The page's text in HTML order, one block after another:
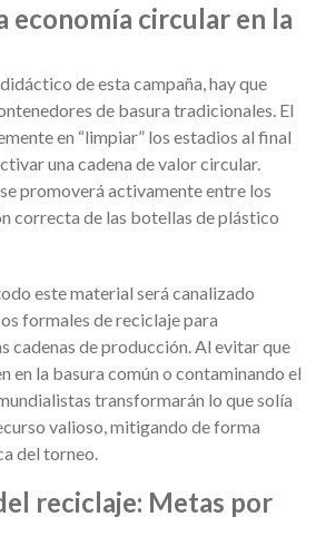
economía circular en la
de esta campaña, hay que
de basura tradicionales. El
en “limpiar” los estadios al final
una cadena de valor circular.
promoverá activamente entre los
correcta de las botellas de plástico
este material será canalizado
formales de reciclaje para
cadenas de producción. Al evitar que
en la basura común o contaminando el
transformarán lo que solía
valioso, mitigando de forma
del torneo.
reciclaje: Metas por